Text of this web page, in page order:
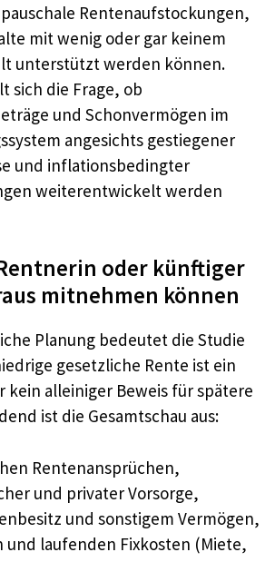
Rentenaufstockungen,
mit wenig oder gar keinem
unterstützt werden können.
sich die Frage, ob
und Schonvermögen im
angesichts gestiegener
und inflationsbedingter
weiterentwickelt werden
oder künftiger
mitnehmen können
Planung bedeutet die Studie
gesetzliche Rente ist ein
kein alleiniger Beweis für spätere
ist die Gesamtschau aus:
Rentenansprüchen,
und privater Vorsorge,
und sonstigem Vermögen,
und laufenden Fixkosten (Miete,